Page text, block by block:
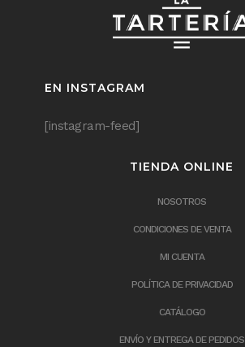
EN INSTAGRAM
[instagram-feed]
TIENDA ONLINE
NOSOTROS
CONDICIONES DE VENTA
MI CUENTA
POLÍTICA DE PRIVACIDAD
CATÁLOGO
ENVÍO Y ENTREGA DE PEDIDOS